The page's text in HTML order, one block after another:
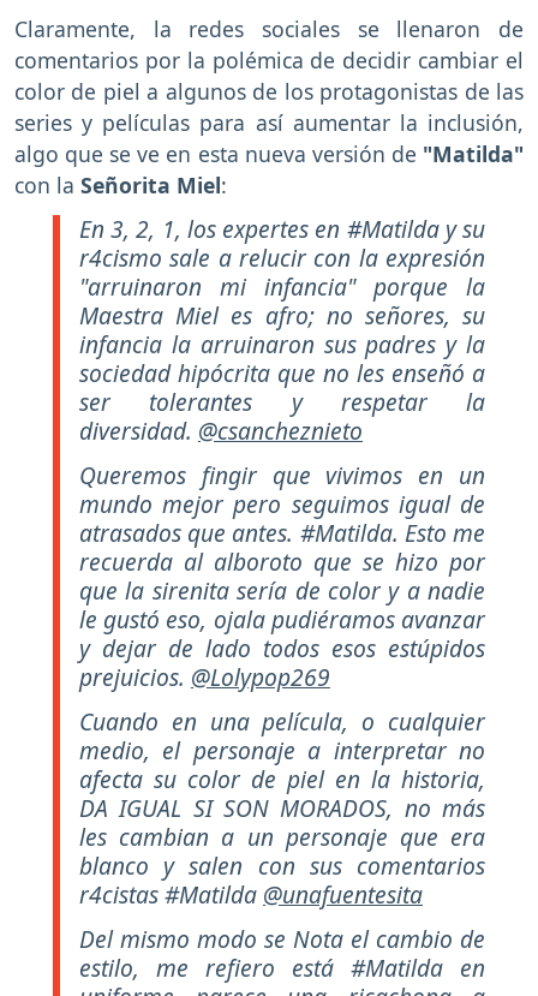
Claramente, la redes sociales se llenaron de
comentarios por la polémica de decidir cambiar el
color de piel a algunos de los protagonistas de las
series y películas para así aumentar la inclusión,
algo que se ve en esta nueva versión de "Matilda"
con la Señorita Miel:
En 3, 2, 1, los expertes en #Matilda y su
r4cismo sale a relucir con la expresión
"arruinaron mi infancia" porque la
Maestra Miel es afro; no señores, su
infancia la arruinaron sus padres y la
sociedad hipócrita que no les enseñó a
ser tolerantes y respetar la
diversidad. @csancheznieto
Queremos fingir que vivimos en un
mundo mejor pero seguimos igual de
atrasados que antes. #Matilda. Esto me
recuerda al alboroto que se hizo por
que la sirenita sería de color y a nadie
le gustó eso, ojala pudiéramos avanzar
y dejar de lado todos esos estúpidos
prejuicios. @Lolypop269
Cuando en una película, o cualquier
medio, el personaje a interpretar no
afecta su color de piel en la historia,
DA IGUAL SI SON MORADOS, no más
les cambian a un personaje que era
blanco y salen con sus comentarios
r4cistas #Matilda @unafuentesita
Del mismo modo se Nota el cambio de
estilo, me refiero está #Matilda en